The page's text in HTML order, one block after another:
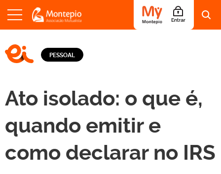
PESSOAL
Ato isolado: o que é,
quando emitir e
como declarar no IRS